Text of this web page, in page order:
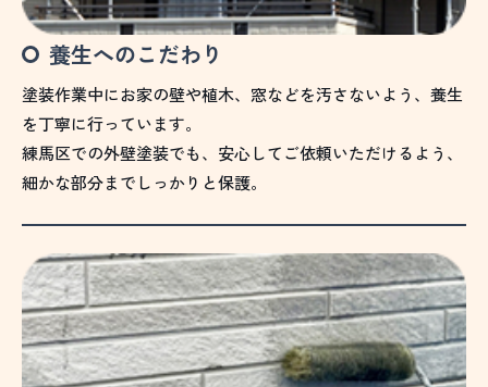
養生へのこだわり
塗装作業中にお家の壁や植木、窓などを汚さないよう、養生
を丁寧に行っています。
練馬区での外壁塗装でも、安心してご依頼いただけるよう、
細かな部分までしっかりと保護。